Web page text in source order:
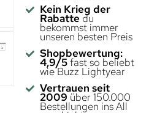
Kein Krieg der
Rabatte du
bekommst immer
unseren besten Preis
Shopbewertung:
4,9/5fast so beliebt
wie Buzz Lightyear
Vertrauen seit
2009 über 150.000
Bestellungen ins All